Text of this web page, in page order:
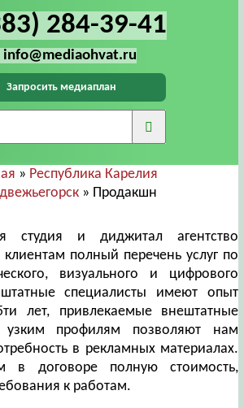
284-39-41
Запросить медиаплан
» Республика Карелия
» Продакшн
студия и диджитал агентство
клиентам полный перечень услуг по
визуального и цифрового
специалисты имеют опыт
лет, привлекаемые внештатные
узким профилям позволяют нам
в рекламных материалах.
в договоре полную стоимость,
к работам.